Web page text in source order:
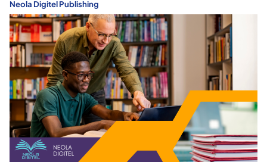
Neola Digitel Publishing